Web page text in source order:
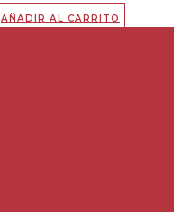
AÑADIR AL CARRITO